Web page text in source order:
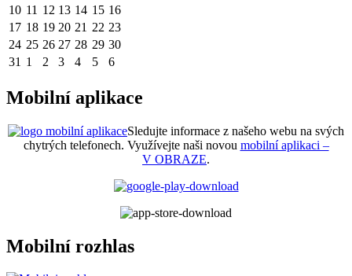
10 11 12 13 14 15 16
17 18 19 20 21 22 23
24 25 26 27 28 29 30
31 1 2 3 4 5 6
Mobilní aplikace
Sledujte informace z našeho webu na svých
chytrých telefonech. Využívejte naši novou mobilní aplikaci –
V OBRAZE.
Mobilní rozhlas